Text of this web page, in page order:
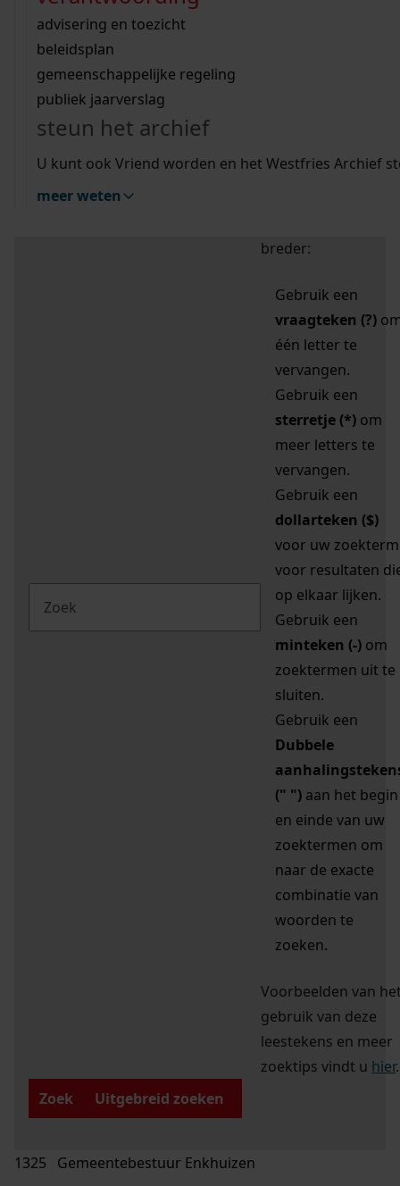
bouwvergunningen
omgevingsvergunningen
vergunningen
beeld en geluid
uitleg nodig?
Wij helpen u op weg met een aantal zoektips.
bekijk alle zoektips
Wij helpen u op weg met een aantal zoektips.
bekijk alle zoektips
bekijk ons geschiedenislokaal
advisering en toezicht
beleidsplan
gemeenschappelijke regeling
publiek jaarverslag
steun het archief
U kunt ook Vriend worden en het Westfries Archief
meer weten
zoektips
Mijn Studiezaal (inloggen)
uw zoekopdracht te
breder:
Gebruik een
vraagteken (?)
één letter te
vervangen.
Gebruik een
sterretje (*) om
meer letters te
vervangen.
Gebruik een
dollarteken ($)
voor uw zoekterm
voor resultaten
op elkaar lijken.
Gebruik een
minteken (-) om
zoektermen uit te
sluiten.
Gebruik een
Dubbele
(" ") aan het begin
en einde van uw
zoektermen om
naar de exacte
combinatie van
woorden te
zoeken.
Voorbeelden van
gebruik van deze
leestekens en meer
zoektips vindt u hier.
Zoek
Uitgebreid zoeken
1325 Gemeentebestuur Enkhuizen